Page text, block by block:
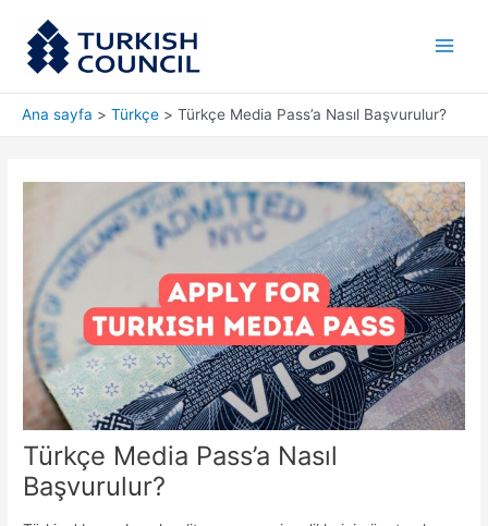
Ana sayfa Türkçe Türkçe Media Pass’a Nasıl Başvurulur?
Türkçe Media Pass’a Nasıl
Başvurulur?